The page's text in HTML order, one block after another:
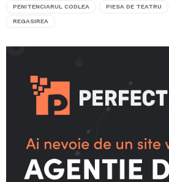
PENITENCIARUL CODLEA PIESA DE TEATRU
REGASIREA